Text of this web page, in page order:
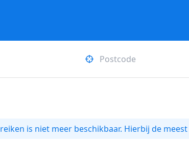
is niet meer beschikbaar. Hierbij de